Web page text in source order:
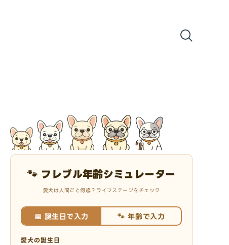
🐾 フレブル年齢シミュレーター
愛犬は人間だと何歳？ライフステージをチェック
📅 誕生日で入力 🐾 年齢で入力
愛犬の誕生日